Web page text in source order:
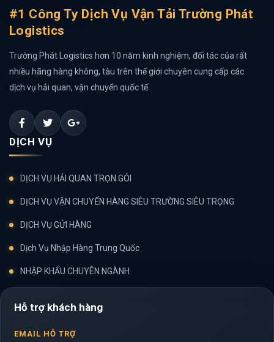
#1 Công Ty Dịch Vụ Vận Tải Trường Phát
Logistics
Trường Phát Logistics hơn 10 năm kinh nghiệm, đối tác của rất
nhiều hãng hàng không, tàu trên thế giới chuyên cung cấp các
dịch vụ hải quan, vận chuyển quốc tế.
DỊCH VỤ
DỊCH VỤ HẢI QUAN TRỌN GÓI
DỊCH VỤ VẬN CHUYỂN HÀNG SIÊU TRƯỜNG SIÊU TRỌNG
DỊCH VỤ GỬI HÀNG
Dịch Vụ Nhập Hàng Trung Quốc
NHẬP KHẨU CHUYÊN NGÀNH
Hỗ trợ khách hàng
EMAIL HỖ TRỢ